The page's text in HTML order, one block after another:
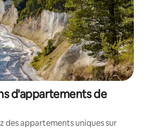
d'appartements de
des appartements uniques sur